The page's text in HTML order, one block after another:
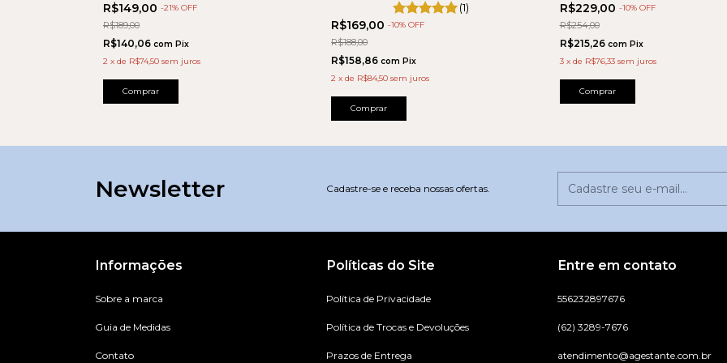
R$149,00 -21% OFF
R$189,00
R$140,06 com Pix
2 x de R$74,50 sem juros
Comprar
(1)
R$169,00-10% OFF
R$188,00
R$158,86com Pix
2 xde R$84,50 sem juros
Comprar
R$229,00 -10% OFF
R$254,00
R$215,26 com Pix
3 x de R$76,33 sem juros
Comprar
Newsletter Cadastre-se e receba nossas ofertas.
Informações
Sobre a marca
Guia de Medidas
Contato
Políticas do Site
Política de Privacidade
Política de Trocas e Devoluções
Prazos de Entrega
Entre em contato
556232897676
(62) 3289-7676
atendimento@agestante.com.br